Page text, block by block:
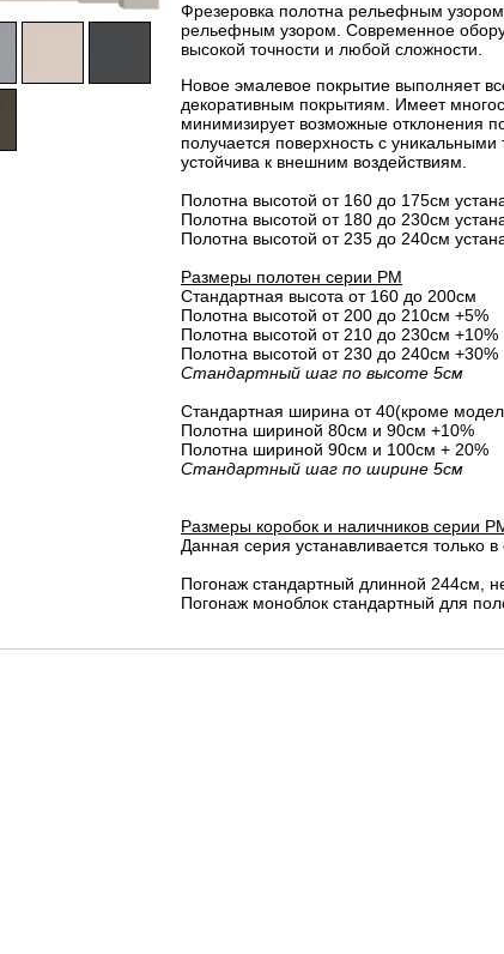
Фрезеровка полотна рельефным узором
рельефным узором. Современное
высокой точности и любой сложности.
Новое эмалевое покрытие выполняет
декоративным покрытиям. Имеет
минимизирует возможные отклонения
получается поверхность с
устойчива к внешним воздействиям.
Полотна высотой от 160 до 175см
Полотна высотой от 180 до 230см
Полотна высотой от 235 до 240см
Размеры полотен серии PM
Стандартная высота от 160 до 200см
Полотна высотой от 200 до 210см +5%
Полотна высотой от 210 до 230см +10%
Полотна высотой от 230 до 240см +30%
Стандартный шаг по высоте 5см
Стандартная ширина от 40(кроме
Полотна шириной 80cм и 90cм +10%
Полотна шириной 90см и 100см + 20%
Стандартный шаг по ширине 5см
Размеры коробок и наличников серии
Данная серия устанавливается только
Погонаж стандартный длинной 244см,
Погонаж моноблок стандартный для